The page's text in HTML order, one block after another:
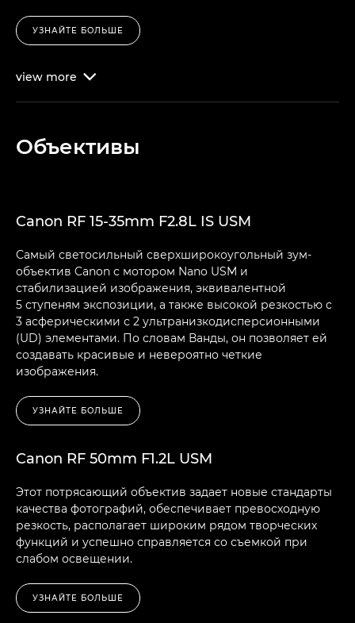
УЗНАЙТЕ БОЛЬШЕ
view more 
Объективы
Canon RF 15-35mm F2.8L IS USM
Самый светосильный сверхширокоугольный зум-
объектив Canon с мотором Nano USM и
стабилизацией изображения, эквивалентной
5 ступеням экспозиции, а также высокой резкостью с
3 асферическими с 2 ультранизкодисперсионными
(UD) элементами. По словам Ванды, он позволяет ей
создавать красивые и невероятно четкие
изображения.
УЗНАЙТЕ БОЛЬШЕ
Canon RF 50mm F1.2L USM
Этот потрясающий объектив задает новые стандарты
качества фотографий, обеспечивает превосходную
резкость, располагает широким рядом творческих
функций и успешно справляется со съемкой при
слабом освещении.
УЗНАЙТЕ БОЛЬШЕ